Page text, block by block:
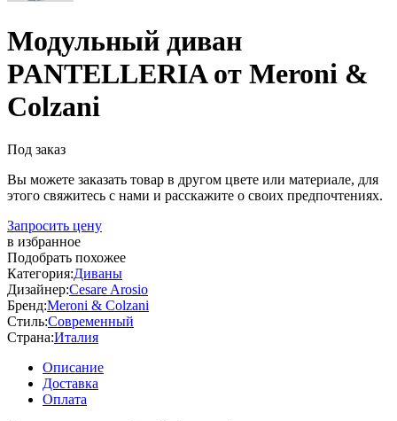
Модульный диван
PANTELLERIA от Meroni &
Colzani
Под заказ
Вы можете заказать товар в другом цвете или материале, для
этого свяжитесь с нами и расскажите о своих предпочтениях.
Запросить цену
в избранное
Подобрать похожее
Категория:Диваны
Дизайнер:Cesare Arosio
Бренд:Meroni & Colzani
Стиль:Современный
Страна:Италия
Описание
Доставка
Оплата